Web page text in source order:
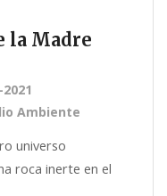
la Madre
Ambiente
universo
roca inerte en el